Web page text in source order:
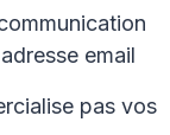
email
pas vos